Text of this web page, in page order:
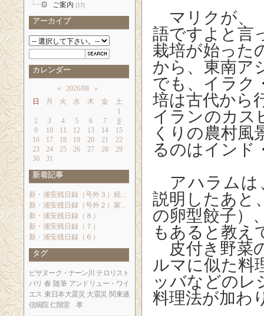
マリクが、
語ですよと言
栽培が始った
から、東南ア
でも、イラク
培は古代から
イランのカス
くりの農村風
るのはインド
アハラムは
説明したあと
の卵型餃子）
もあると教え
皮付き野菜
ルマに似た料
ッバなどのレ
料理法が加わ
ご案内 (17)
アーカイブ
カレンダー
« 2026/08
»
日
月 火 水 木 金
土
1
2
3 4 5 6 7
8
9
10 11 12 13 14
15
16
17 18 19 20 21
22
23
24 25 26 27 28
29
30
31
新着記事
新・浦安残日録（号外３）続...
新・浦安残日録（号外２）家...
新・浦安残日録（８）
新・浦安残日録（７）
新・浦安残日録（６）
タグ
ピサヌーク・ナーン川 テロリスト
バリ 春 随筆 アンドリュー・ワイ
エス 東日本大震災 大震災 関東逓
信病院 仁階堂 孝